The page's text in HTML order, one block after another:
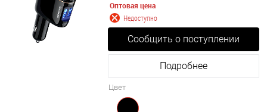
Оптовая цена
Недоступно
Сообщить о поступлении
Подробнее
Цвет